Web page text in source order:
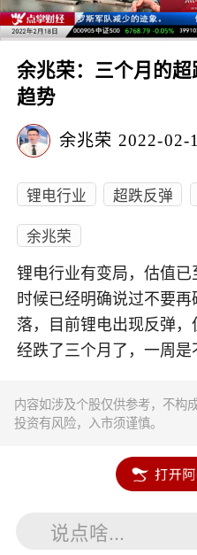
余兆荣：三个月的
趋势
余兆荣 2022-02-
锂电行业 超跌反弹
余兆荣
锂电行业有变局，估值
时候已经明确说过不要
落，目前锂电出现反弹
经跌了三个月了，一周是
内容如涉及个股仅供参考，不构
投资有风险，入市须谨慎。
说点啥...